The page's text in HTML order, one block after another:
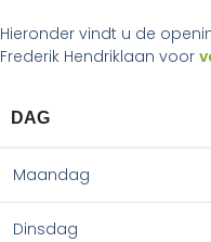
Hieronder vindt u de
Frederik Hendriklaan voor
DAG
Maandag
Dinsdag